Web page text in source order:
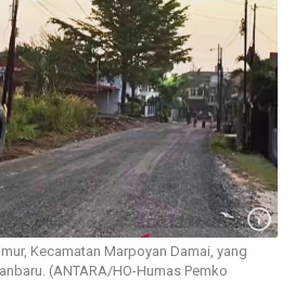
Kecamatan Marpoyan Damai, yang
(ANTARA/HO-Humas Pemko